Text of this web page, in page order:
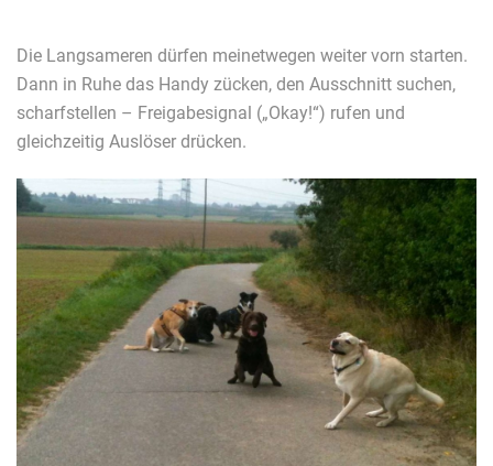
Die Langsameren dürfen meinetwegen weiter vorn starten.
Dann in Ruhe das Handy zücken, den Ausschnitt suchen,
scharfstellen – Freigabesignal („Okay!“) rufen und
gleichzeitig Auslöser drücken.